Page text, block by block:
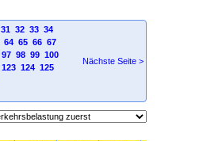
31 32 33 34
64 65 66 67
97 98 99 100
123 124 125
Nächste Seite >